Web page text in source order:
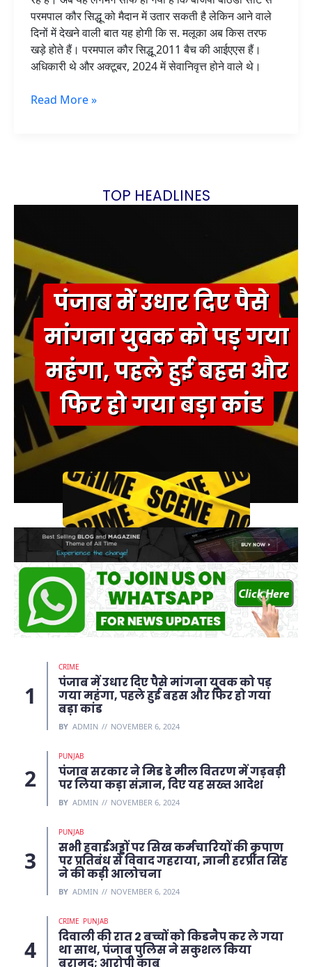
परमपाल कौर सिद्धू को मैदान में उतार सकती है लेकिन आने वाले
दिनों में देखने वाली बात यह होगी कि स. मलूका अब किस तरफ
खड़े होते हैं। परमपाल कौर सिद्धू 2011 बैच की आईएएस हैं।
अधिकारी थे और अक्टूबर, 2024 में सेवानिवृत्त होने वाले थे।
Read More »
TOP HEADLINES
पंजाब में उधार दिए पैसे
मांगना युवक को पड़ गया
महंगा, पहले हुई बहस और
फिर हो गया बड़ा कांड
CRIME
पंजाब में उधार दिए पैसे मांगना युवक को पड़
गया महंगा, पहले हुई बहस और फिर हो गया
बड़ा कांड
BY ADMIN NOVEMBER 6, 2024
PUNJAB
पंजाब सरकार ने मिड डे मील वितरण में गड़बड़ी
पर लिया कड़ा संज्ञान, दिए यह सख्त आदेश
BY ADMIN NOVEMBER 6, 2024
PUNJAB
सभी हवाईअड्डों पर सिख कर्मचारियों की कृपाण
पर प्रतिबंध से विवाद गहराया, ज्ञानी हरप्रीत सिंह
ने की कड़ी आलोचना
BY ADMIN NOVEMBER 6, 2024
CRIME PUNJAB
दिवाली की रात 2 बच्चों को किडनैप कर ले गया
था साथ, पंजाब पुलिस ने सकुशल किया
बरामद; आरोपी काबू